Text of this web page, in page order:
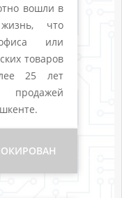
вошли в
что
или
товаров
25 лет
продажей